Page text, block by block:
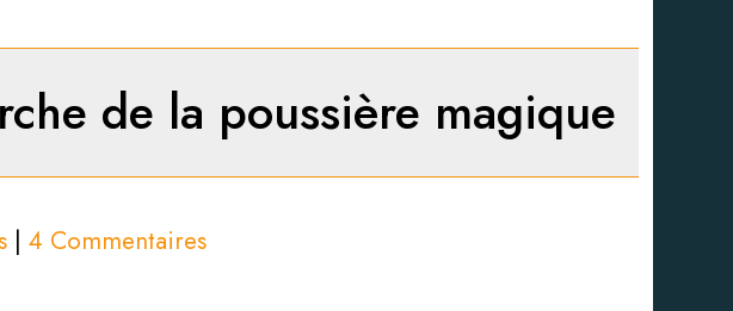
de la poussière magique
|4 Commentaires